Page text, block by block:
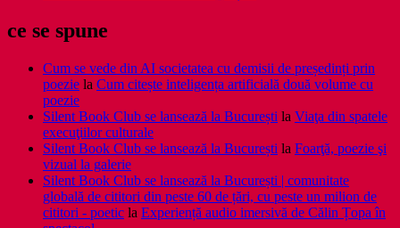
ce se spune
Cum se vede din AI societatea cu demisii de președinți prin
poezie la Cum citește inteligența artificială două volume cu
poezie
Silent Book Club se lansează la București la Viaţa din spatele
execuţiilor culturale
Silent Book Club se lansează la București la Foarţă, poezie şi
vizual la galerie
Silent Book Club se lansează la București | comunitate
globală de cititori din peste 60 de țări, cu peste un milion de
cititori - poetic la Experiență audio imersivă de Călin Țopa în